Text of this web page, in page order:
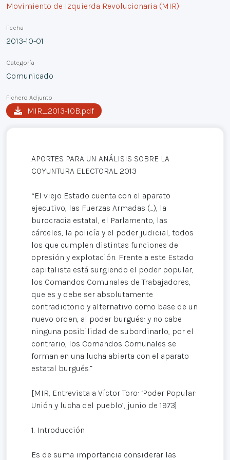
Movimiento de Izquierda Revolucionaria (MIR)
Fecha
2013-10-01
Categoría
Comunicado
Fichero Adjunto
MIR_2013-10B.pdf
APORTES PARA UN ANÁLISIS SOBRE LA
COYUNTURA ELECTORAL 2013
“El viejo Estado cuenta con el aparato
ejecutivo, las Fuerzas Armadas (…), la
burocracia estatal, el Parlamento, las
cárceles, la policía y el poder judicial, todos
los que cumplen distintas funciones de
opresión y explotación. Frente a este Estado
capitalista está surgiendo el poder popular,
los Comandos Comunales de Trabajadores,
que es y debe ser absolutamente
contradictorio y alternativo como base de un
nuevo orden, al poder burgués: y no cabe
ninguna posibilidad de subordinarlo, por el
contrario, los Comandos Comunales se
forman en una lucha abierta con el aparato
estatal burgués.”
[MIR, Entrevista a Víctor Toro: ‘Poder Popular:
Unión y lucha del pueblo’, junio de 1973]
1. Introducción.
Es de suma importancia considerar las